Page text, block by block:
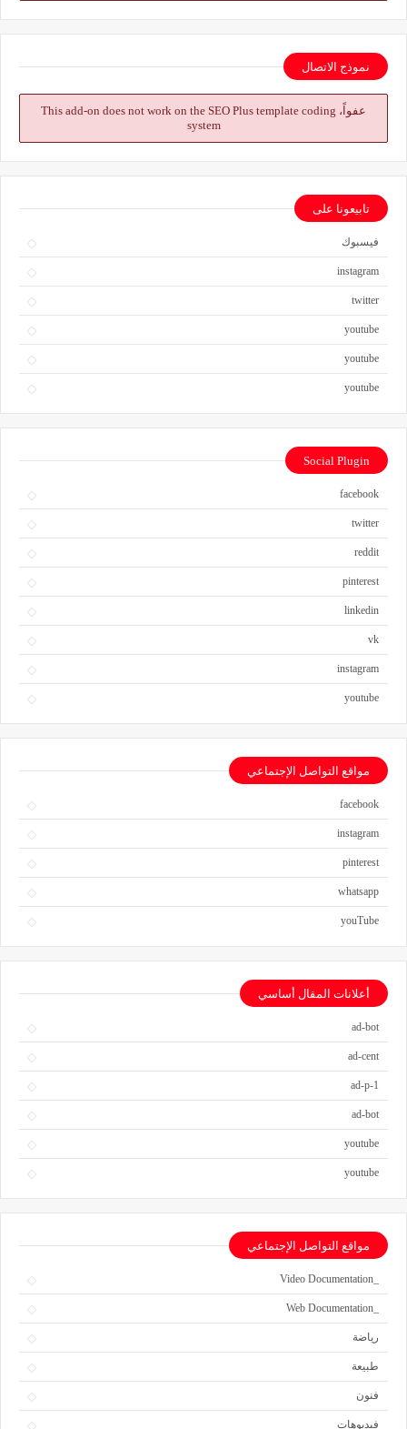
نموذج الاتصال
عفواً، This add-on does not work on the SEO Plus template coding
system
تابيعونا على
فيسبوك
instagram
twitter
youtube
youtube
youtube
Social Plugin
facebook
twitter
reddit
pinterest
linkedin
vk
instagram
youtube
مواقع التواصل الإجتماعي
facebook
instagram
pinterest
whatsapp
youTube
أعلانات المقال أساسي
ad-bot
ad-cent
ad-p-1
ad-bot
youtube
youtube
مواقع التواصل الإجتماعي
رياضة
طبيعة
فنون
فيديوهات